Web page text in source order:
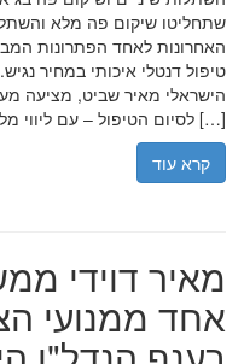
שתחליטו שיקום פה מלא
האחרונות לאחד הפתרונות
טיפול דנטלי איכותי במחיר
הישראלי מאיר שביט, מציעה
לסיום הטיפול – עם ליווי מלא בעברית […]
קרא עוד
מאיר דוידי
אחד ממנועי